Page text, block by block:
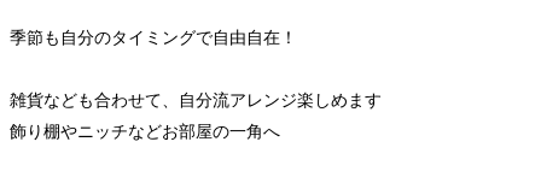
季節も自分のタイミングで自由自在！
雑貨なども合わせて、自分流アレンジ楽しめます
飾り棚やニッチなどお部屋の一角へ